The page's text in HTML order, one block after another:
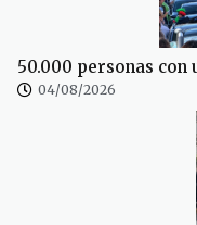
50.000 personas con
04/08/2026